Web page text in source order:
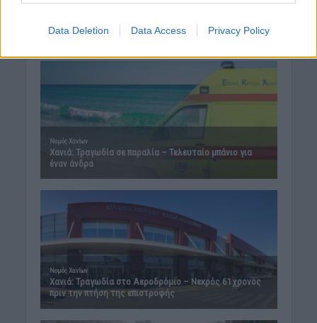
Data Deletion Data Access Privacy Policy